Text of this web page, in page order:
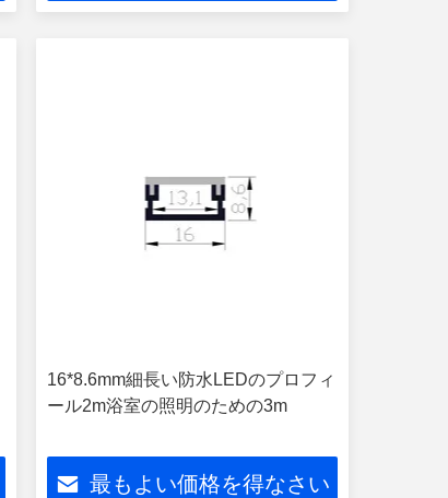
16*8.6mm細長い防水LEDのプロフィ
ール2m浴室の照明のための3m
最もよい価格を得なさい